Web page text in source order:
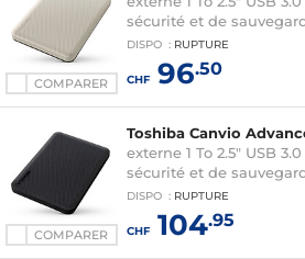
COMPARER
sécurité et de
DISPO : RUPTURE
CHF96.50
COMPARER
Toshiba Canvio
externe 1 To 2.5" USB
sécurité et de
DISPO : RUPTURE
CHF104.95